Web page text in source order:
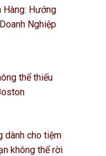
Hàng: Hướng
Nghiệp
thể thiếu
dành cho tiệm
không thể rời